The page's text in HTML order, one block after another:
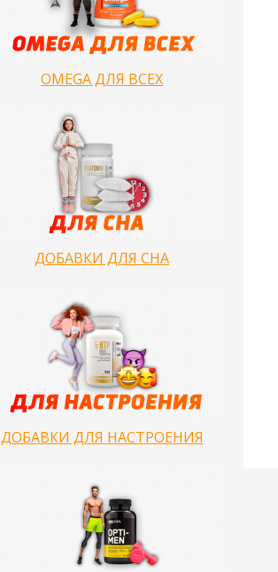
OMEGA ДЛЯ ВСЕХ
ДОБАВКИ ДЛЯ СНА
ДОБАВКИ ДЛЯ НАСТРОЕНИЯ